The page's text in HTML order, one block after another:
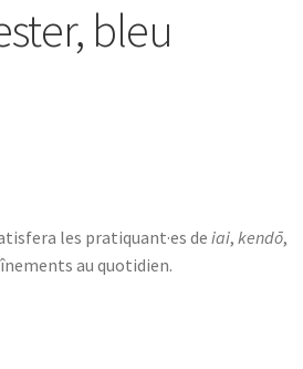
bleu
les pratiquant·es de iai, kendō,
au quotidien.